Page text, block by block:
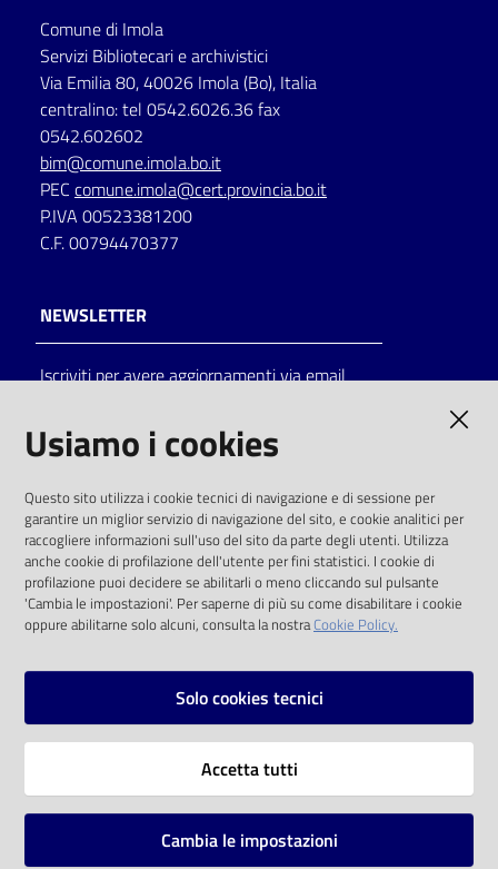
Seguici
su
on line
Eventi
Chiedi al
bibliotecario
Avvisi
Comune di Imola
Servizi Bibliotecari e archivistici
Via Emilia 80, 40026 Imola (Bo), Italia
centralino: tel 0542.6026.36 fax
0542.602602
bim@comune.imola.bo.it
PEC comune.imola@cert.provincia.bo.it
P.IVA 00523381200
C.F. 00794470377
NEWSLETTER
Iscriviti per avere aggiornamenti via email
solo alle condizioni previste dalla direttiva
comunitaria 2003/98/CE e dal d.lgs. 36/2006
SOCIAL
Instagram
Vai alla pagina
Usiamo i cookies
Questo sito utilizza i cookie tecnici di navigazione e di sessione per
garantire un miglior servizio di navigazione del sito, e cookie analitici per
raccogliere informazioni sull'uso del sito da parte degli utenti. Utilizza
anche cookie di profilazione dell'utente per fini statistici. I cookie di
profilazione puoi decidere se abilitarli o meno cliccando sul pulsante
'Cambia le impostazioni'. Per saperne di più su come disabilitare i cookie
oppure abilitarne solo alcuni, consulta la nostraCookie Policy.
Solo cookies tecnici
Accetta tutti
Cambia le impostazioni